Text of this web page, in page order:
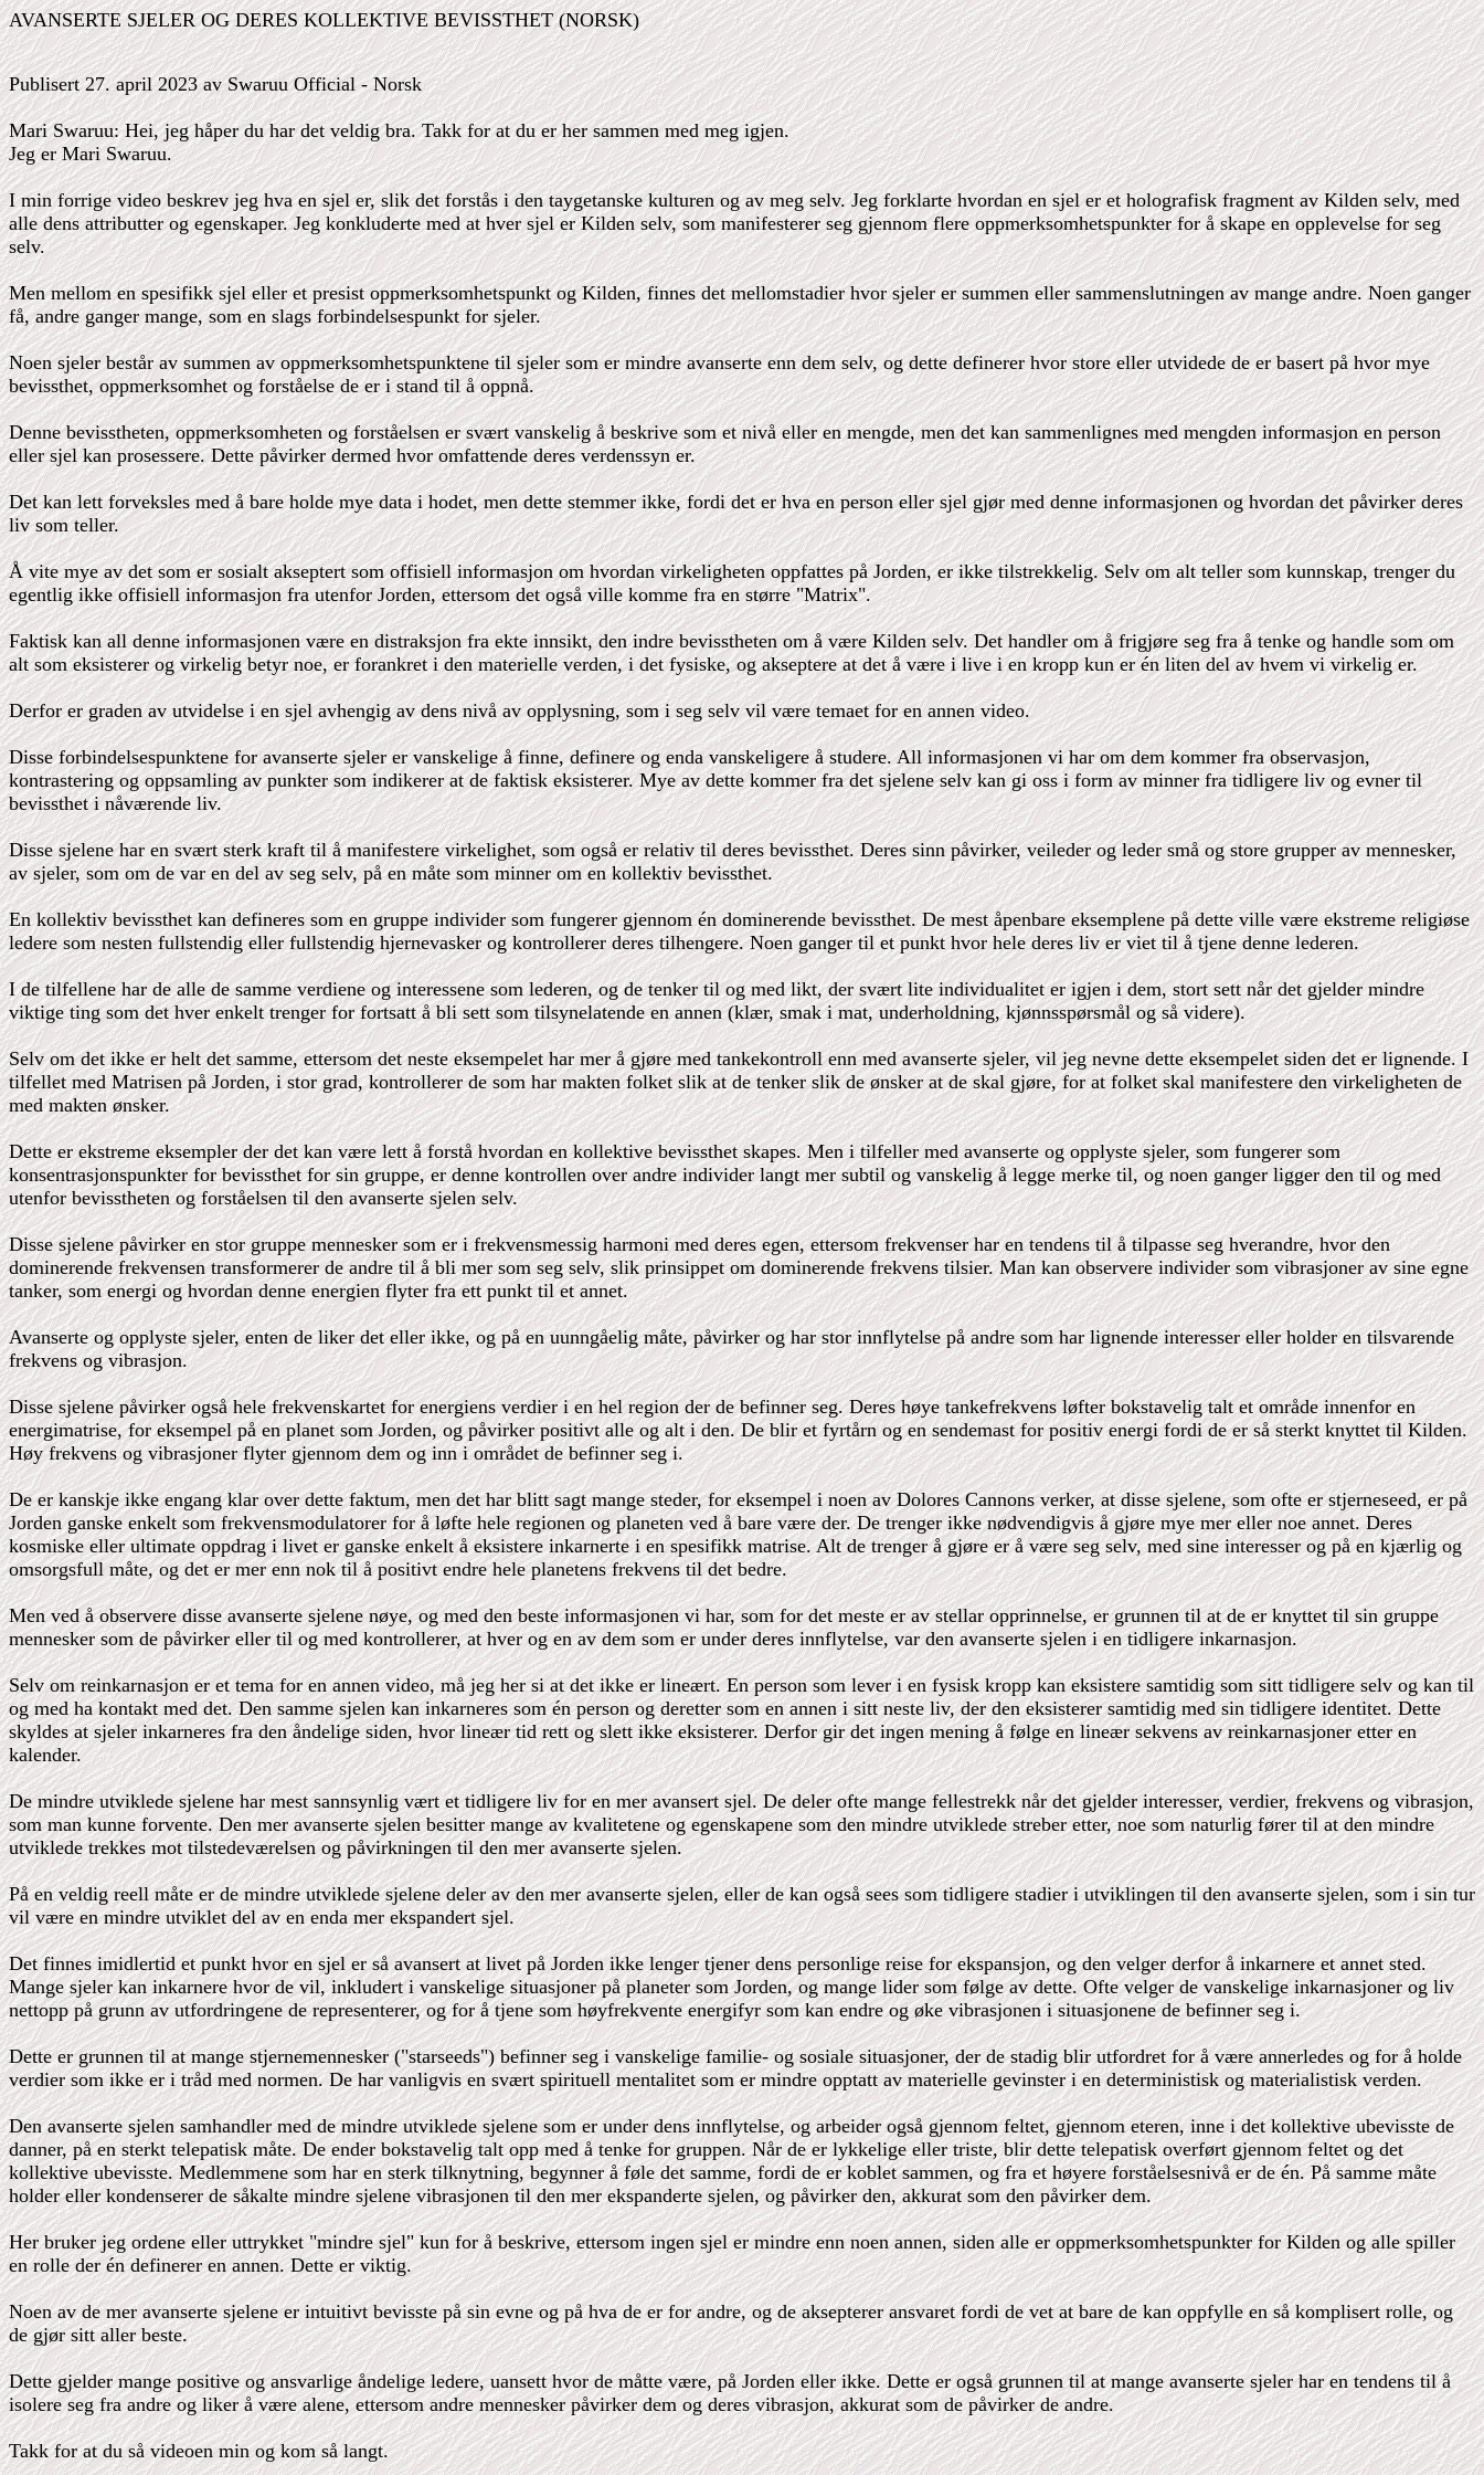
AVANSERTE SJELER OG DERES KOLLEKTIVE BEVISSTHET (NORSK)
Publisert 27. april 2023 av Swaruu Official - Norsk
Mari Swaruu: Hei, jeg håper du har det veldig bra. Takk for at du er her sammen med meg igjen.
Jeg er Mari Swaruu.
I min forrige video beskrev jeg hva en sjel er, slik det forstås i den taygetanske kulturen og av meg selv. Jeg forklarte hvordan en sjel er et holografisk fragment av Kilden selv, med
alle dens attributter og egenskaper. Jeg konkluderte med at hver sjel er Kilden selv, som manifesterer seg gjennom flere oppmerksomhetspunkter for å skape en opplevelse for seg
selv.
Men mellom en spesifikk sjel eller et presist oppmerksomhetspunkt og Kilden, finnes det mellomstadier hvor sjeler er summen eller sammenslutningen av mange andre. Noen ganger
få, andre ganger mange, som en slags forbindelsespunkt for sjeler.
Noen sjeler består av summen av oppmerksomhetspunktene til sjeler som er mindre avanserte enn dem selv, og dette definerer hvor store eller utvidede de er basert på hvor mye
bevissthet, oppmerksomhet og forståelse de er i stand til å oppnå.
Denne bevisstheten, oppmerksomheten og forståelsen er svært vanskelig å beskrive som et nivå eller en mengde, men det kan sammenlignes med mengden informasjon en person
eller sjel kan prosessere. Dette påvirker dermed hvor omfattende deres verdenssyn er.
Det kan lett forveksles med å bare holde mye data i hodet, men dette stemmer ikke, fordi det er hva en person eller sjel gjør med denne informasjonen og hvordan det påvirker deres
liv som teller.
Å vite mye av det som er sosialt akseptert som offisiell informasjon om hvordan virkeligheten oppfattes på Jorden, er ikke tilstrekkelig. Selv om alt teller som kunnskap, trenger du
egentlig ikke offisiell informasjon fra utenfor Jorden, ettersom det også ville komme fra en større "Matrix".
Faktisk kan all denne informasjonen være en distraksjon fra ekte innsikt, den indre bevisstheten om å være Kilden selv. Det handler om å frigjøre seg fra å tenke og handle som om
alt som eksisterer og virkelig betyr noe, er forankret i den materielle verden, i det fysiske, og akseptere at det å være i live i en kropp kun er én liten del av hvem vi virkelig er.
Derfor er graden av utvidelse i en sjel avhengig av dens nivå av opplysning, som i seg selv vil være temaet for en annen video.
Disse forbindelsespunktene for avanserte sjeler er vanskelige å finne, definere og enda vanskeligere å studere. All informasjonen vi har om dem kommer fra observasjon,
kontrastering og oppsamling av punkter som indikerer at de faktisk eksisterer. Mye av dette kommer fra det sjelene selv kan gi oss i form av minner fra tidligere liv og evner til
bevissthet i nåværende liv.
Disse sjelene har en svært sterk kraft til å manifestere virkelighet, som også er relativ til deres bevissthet. Deres sinn påvirker, veileder og leder små og store grupper av mennesker,
av sjeler, som om de var en del av seg selv, på en måte som minner om en kollektiv bevissthet.
En kollektiv bevissthet kan defineres som en gruppe individer som fungerer gjennom én dominerende bevissthet. De mest åpenbare eksemplene på dette ville være ekstreme religiøse
ledere som nesten fullstendig eller fullstendig hjernevasker og kontrollerer deres tilhengere. Noen ganger til et punkt hvor hele deres liv er viet til å tjene denne lederen.
I de tilfellene har de alle de samme verdiene og interessene som lederen, og de tenker til og med likt, der svært lite individualitet er igjen i dem, stort sett når det gjelder mindre
viktige ting som det hver enkelt trenger for fortsatt å bli sett som tilsynelatende en annen (klær, smak i mat, underholdning, kjønnsspørsmål og så videre).
Selv om det ikke er helt det samme, ettersom det neste eksempelet har mer å gjøre med tankekontroll enn med avanserte sjeler, vil jeg nevne dette eksempelet siden det er lignende. I
tilfellet med Matrisen på Jorden, i stor grad, kontrollerer de som har makten folket slik at de tenker slik de ønsker at de skal gjøre, for at folket skal manifestere den virkeligheten de
med makten ønsker.
Dette er ekstreme eksempler der det kan være lett å forstå hvordan en kollektive bevissthet skapes. Men i tilfeller med avanserte og opplyste sjeler, som fungerer som
konsentrasjonspunkter for bevissthet for sin gruppe, er denne kontrollen over andre individer langt mer subtil og vanskelig å legge merke til, og noen ganger ligger den til og med
utenfor bevisstheten og forståelsen til den avanserte sjelen selv.
Disse sjelene påvirker en stor gruppe mennesker som er i frekvensmessig harmoni med deres egen, ettersom frekvenser har en tendens til å tilpasse seg hverandre, hvor den
dominerende frekvensen transformerer de andre til å bli mer som seg selv, slik prinsippet om dominerende frekvens tilsier. Man kan observere individer som vibrasjoner av sine egne
tanker, som energi og hvordan denne energien flyter fra ett punkt til et annet.
Avanserte og opplyste sjeler, enten de liker det eller ikke, og på en uunngåelig måte, påvirker og har stor innflytelse på andre som har lignende interesser eller holder en tilsvarende
frekvens og vibrasjon.
Disse sjelene påvirker også hele frekvenskartet for energiens verdier i en hel region der de befinner seg. Deres høye tankefrekvens løfter bokstavelig talt et område innenfor en
energimatrise, for eksempel på en planet som Jorden, og påvirker positivt alle og alt i den. De blir et fyrtårn og en sendemast for positiv energi fordi de er så sterkt knyttet til Kilden.
Høy frekvens og vibrasjoner flyter gjennom dem og inn i området de befinner seg i.
De er kanskje ikke engang klar over dette faktum, men det har blitt sagt mange steder, for eksempel i noen av Dolores Cannons verker, at disse sjelene, som ofte er stjerneseed, er på
Jorden ganske enkelt som frekvensmodulatorer for å løfte hele regionen og planeten ved å bare være der. De trenger ikke nødvendigvis å gjøre mye mer eller noe annet. Deres
kosmiske eller ultimate oppdrag i livet er ganske enkelt å eksistere inkarnerte i en spesifikk matrise. Alt de trenger å gjøre er å være seg selv, med sine interesser og på en kjærlig og
omsorgsfull måte, og det er mer enn nok til å positivt endre hele planetens frekvens til det bedre.
Men ved å observere disse avanserte sjelene nøye, og med den beste informasjonen vi har, som for det meste er av stellar opprinnelse, er grunnen til at de er knyttet til sin gruppe
mennesker som de påvirker eller til og med kontrollerer, at hver og en av dem som er under deres innflytelse, var den avanserte sjelen i en tidligere inkarnasjon.
Selv om reinkarnasjon er et tema for en annen video, må jeg her si at det ikke er lineært. En person som lever i en fysisk kropp kan eksistere samtidig som sitt tidligere selv og kan til
og med ha kontakt med det. Den samme sjelen kan inkarneres som én person og deretter som en annen i sitt neste liv, der den eksisterer samtidig med sin tidligere identitet. Dette
skyldes at sjeler inkarneres fra den åndelige siden, hvor lineær tid rett og slett ikke eksisterer. Derfor gir det ingen mening å følge en lineær sekvens av reinkarnasjoner etter en
kalender.
De mindre utviklede sjelene har mest sannsynlig vært et tidligere liv for en mer avansert sjel. De deler ofte mange fellestrekk når det gjelder interesser, verdier, frekvens og vibrasjon,
som man kunne forvente. Den mer avanserte sjelen besitter mange av kvalitetene og egenskapene som den mindre utviklede streber etter, noe som naturlig fører til at den mindre
utviklede trekkes mot tilstedeværelsen og påvirkningen til den mer avanserte sjelen.
På en veldig reell måte er de mindre utviklede sjelene deler av den mer avanserte sjelen, eller de kan også sees som tidligere stadier i utviklingen til den avanserte sjelen, som i sin tur
vil være en mindre utviklet del av en enda mer ekspandert sjel.
Det finnes imidlertid et punkt hvor en sjel er så avansert at livet på Jorden ikke lenger tjener dens personlige reise for ekspansjon, og den velger derfor å inkarnere et annet sted.
Mange sjeler kan inkarnere hvor de vil, inkludert i vanskelige situasjoner på planeter som Jorden, og mange lider som følge av dette. Ofte velger de vanskelige inkarnasjoner og liv
nettopp på grunn av utfordringene de representerer, og for å tjene som høyfrekvente energifyr som kan endre og øke vibrasjonen i situasjonene de befinner seg i.
Dette er grunnen til at mange stjernemennesker ("starseeds") befinner seg i vanskelige familie- og sosiale situasjoner, der de stadig blir utfordret for å være annerledes og for å holde
verdier som ikke er i tråd med normen. De har vanligvis en svært spirituell mentalitet som er mindre opptatt av materielle gevinster i en deterministisk og materialistisk verden.
Den avanserte sjelen samhandler med de mindre utviklede sjelene som er under dens innflytelse, og arbeider også gjennom feltet, gjennom eteren, inne i det kollektive ubevisste de
danner, på en sterkt telepatisk måte. De ender bokstavelig talt opp med å tenke for gruppen. Når de er lykkelige eller triste, blir dette telepatisk overført gjennom feltet og det
kollektive ubevisste. Medlemmene som har en sterk tilknytning, begynner å føle det samme, fordi de er koblet sammen, og fra et høyere forståelsesnivå er de én. På samme måte
holder eller kondenserer de såkalte mindre sjelene vibrasjonen til den mer ekspanderte sjelen, og påvirker den, akkurat som den påvirker dem.
Her bruker jeg ordene eller uttrykket "mindre sjel" kun for å beskrive, ettersom ingen sjel er mindre enn noen annen, siden alle er oppmerksomhetspunkter for Kilden og alle spiller
en rolle der én definerer en annen. Dette er viktig.
Noen av de mer avanserte sjelene er intuitivt bevisste på sin evne og på hva de er for andre, og de aksepterer ansvaret fordi de vet at bare de kan oppfylle en så komplisert rolle, og
de gjør sitt aller beste.
Dette gjelder mange positive og ansvarlige åndelige ledere, uansett hvor de måtte være, på Jorden eller ikke. Dette er også grunnen til at mange avanserte sjeler har en tendens til å
isolere seg fra andre og liker å være alene, ettersom andre mennesker påvirker dem og deres vibrasjon, akkurat som de påvirker de andre.
Takk for at du så videoen min og kom så langt.